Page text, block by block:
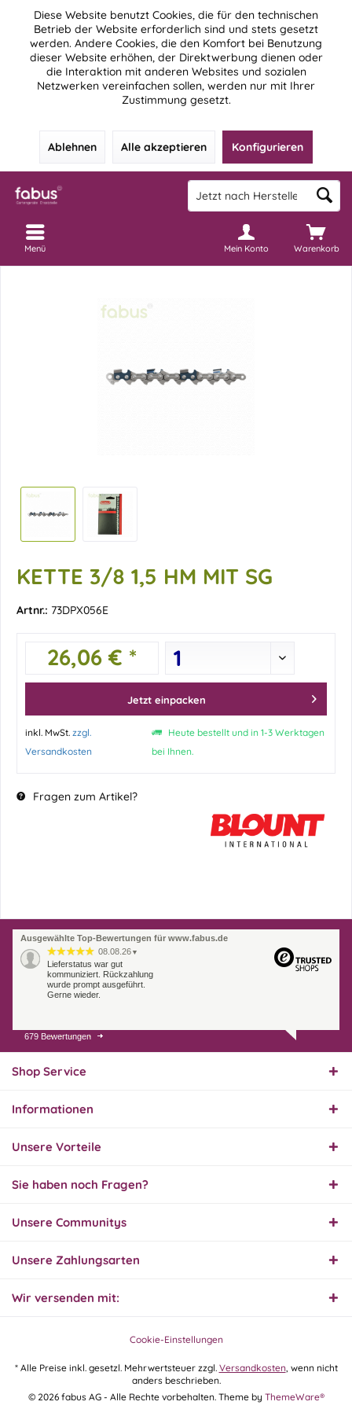
Diese Website benutzt Cookies, die für den technischen
Betrieb der Website erforderlich sind und stets gesetzt
werden. Andere Cookies, die den Komfort bei Benutzung
dieser Website erhöhen, der Direktwerbung dienen oder
die Interaktion mit anderen Websites und sozialen
Netzwerken vereinfachen sollen, werden nur mit Ihrer
Zustimmung gesetzt.
Ablehnen Alle akzeptieren Konfigurieren
Warenkorb
Mein Konto
Menü
KETTE 3/8 1,5 HM MIT SG
Artnr.: 73DPX056E
26,06 € *
Jetzt einpacken
inkl. MwSt. zzgl.
Versandkosten
Heute bestellt und in 1-3 Werktagen
bei Ihnen.
Fragen zum Artikel?
Ausgewählte Top-Bewertungen für www.fabus.de
08.08.26 ▼
Lieferstatus war gut
kommuniziert. Rückzahlung
wurde prompt ausgeführt.
Gerne wieder.
07.08.26
Endlich das richtige
Innerhalb 2 Tagen Ware
geliefert. Sehr gut!
31.07.26
Super schnelle Lieferung,
wieder, vielen Dank.
30.07.26▼
679 Bewertungen
Shop Service
Informationen
Unsere Vorteile
Sie haben noch Fragen?
Unsere Communitys
Unsere Zahlungsarten
Wir versenden mit:
Cookie-Einstellungen
* Alle Preise inkl. gesetzl. Mehrwertsteuer zzgl. Versandkosten, wenn nicht
anders beschrieben.
© 2026 fabus AG - Alle Rechte vorbehalten. Theme by ThemeWare®